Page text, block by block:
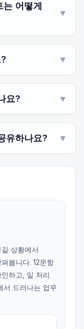
어떻게
▼
▼
요? ▼
유하나요? ▼
상황에서
봅니다. 12문항
하고, 일 처리
서 드러나는 업무